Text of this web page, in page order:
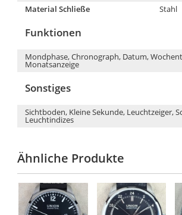
Material Schließe
Stahl
Funktionen
Mondphase, Chronograph, Datum,
Monatsanzeige
Sonstiges
Sichtboden, Kleine Sekunde, Leuchtzeiger,
Leuchtindizes
Ähnliche Produkte